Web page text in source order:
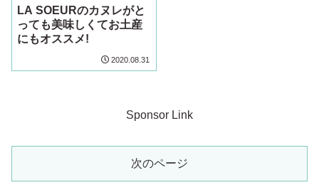
LA SOEURのカヌレがと
っても美味しくてお土産
にもオススメ!
2020.08.31
Sponsor Link
次のページ